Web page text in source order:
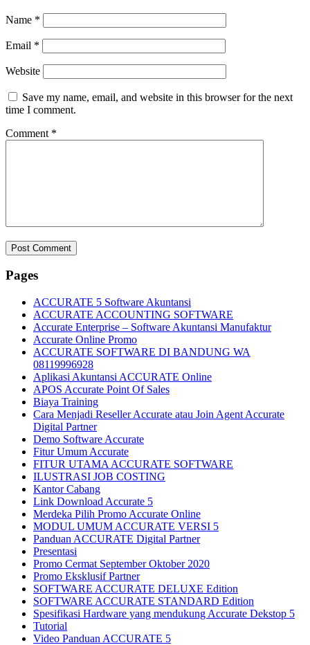
Name *
Email *
Website
Save my name, email, and website in this browser for the next
time I comment.
Comment *
Pages
ACCURATE 5 Software Akuntansi
ACCURATE ACCOUNTING SOFTWARE
Accurate Enterprise – Software Akuntansi Manufaktur
Accurate Online Promo
ACCURATE SOFTWARE DI BANDUNG WA
08119996928
Aplikasi Akuntansi ACCURATE Online
APOS Accurate Point Of Sales
Biaya Training
Cara Menjadi Reseller Accurate atau Join Agent Accurate
Digital Partner
Demo Software Accurate
Fitur Umum Accurate
FITUR UTAMA ACCURATE SOFTWARE
ILUSTRASI JOB COSTING
Kantor Cabang
Link Download Accurate 5
Merdeka Pilih Promo Accurate Online
MODUL UMUM ACCURATE VERSI 5
Panduan ACCURATE Digital Partner
Presentasi
Promo Cermat September Oktober 2020
Promo Eksklusif Partner
SOFTWARE ACCURATE DELUXE Edition
SOFTWARE ACCURATE STANDARD Edition
Spesifikasi Hardware yang mendukung Accurate Dekstop 5
Tutorial
Video Panduan ACCURATE 5